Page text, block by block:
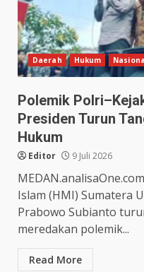
Daerah Hukum
Polemik
Presiden Turun
Hukum
Editor 9 Juli 2026
Islam (HMI) Sumatera
Prabowo Subianto
meredakan polemik...
Read More